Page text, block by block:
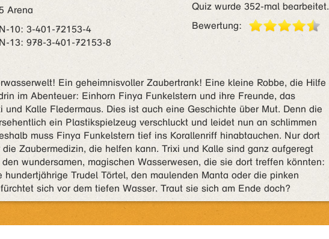
Arena
3-401-72153-4
978-3-401-72153-8
Quiz wurde 352-mal bearbeitet.
Bewertung:
Ein geheimnisvoller Zaubertrank! Eine kleine Robbe, die Hilfe
im Abenteuer: Einhorn Finya Funkelstern und ihre Freunde, das
und Kalle Fledermaus. Dies ist auch eine Geschichte über Mut. Denn die
ein Plastikspielzeug verschluckt und leidet nun an schlimmen
muss Finya Funkelstern tief ins Korallenriff hinabtauchen. Nur dort
Zaubermedizin, die helfen kann. Trixi und Kalle sind ganz aufgeregt
wundersamen, magischen Wasserwesen, die sie dort treffen könnten:
hundertjährige Trudel Törtel, den maulenden Manta oder die pinken
sich vor dem tiefen Wasser. Traut sie sich am Ende doch?